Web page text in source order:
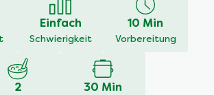
Einfach
Schwierigkeit
10 Min
Vorbereitung
2 30 Min